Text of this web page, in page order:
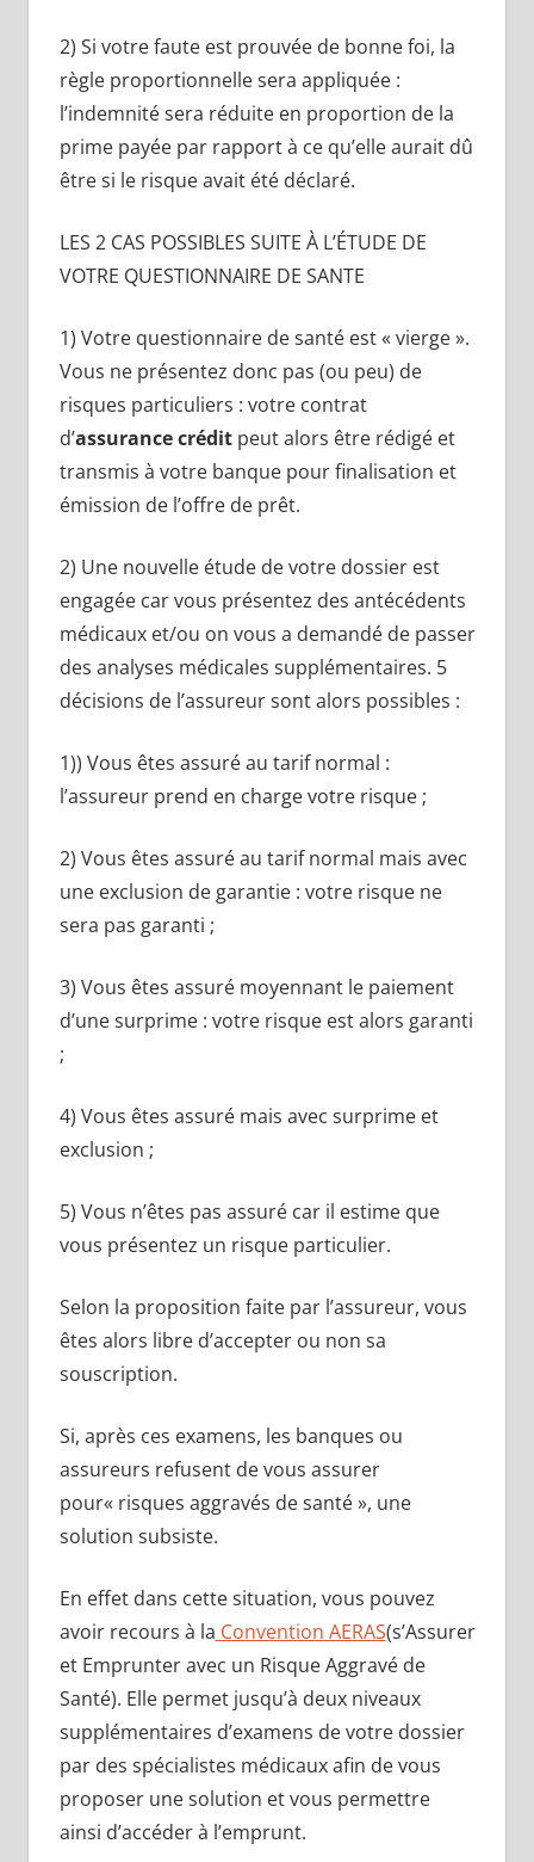
2) Si votre faute est prouvée de bonne foi, la
règle proportionnelle sera appliquée :
l’indemnité sera réduite en proportion de la
prime payée par rapport à ce qu’elle aurait dû
être si le risque avait été déclaré.
LES 2 CAS POSSIBLES SUITE À L’ÉTUDE DE
VOTRE QUESTIONNAIRE DE SANTE
1) Votre questionnaire de santé est « vierge ».
Vous ne présentez donc pas (ou peu) de
risques particuliers : votre contrat
d’assurance créditpeut alors être rédigé et
transmis à votre banque pour finalisation et
émission de l’offre de prêt.
2) Une nouvelle étude de votre dossier est
engagée car vous présentez des antécédents
médicaux et/ou on vous a demandé de passer
des analyses médicales supplémentaires. 5
décisions de l’assureur sont alors possibles :
1)) Vous êtes assuré au tarif normal :
l’assureur prend en charge votre risque ;
2) Vous êtes assuré au tarif normal mais avec
une exclusion de garantie : votre risque ne
sera pas garanti ;
3) Vous êtes assuré moyennant le paiement
d’une surprime : votre risque est alors garanti
;
4) Vous êtes assuré mais avec surprime et
exclusion ;
5) Vous n’êtes pas assuré car il estime que
vous présentez un risque particulier.
Selon la proposition faite par l’assureur, vous
êtes alors libre d’accepter ou non sa
souscription.
Si, après ces examens, les banques ou
assureurs refusent de vous assurer
pour« risques aggravés de santé », une
solution subsiste.
En effet dans cette situation, vous pouvez
avoir recours à la Convention AERAS(s’Assurer
et Emprunter avec un Risque Aggravé de
Santé). Elle permet jusqu’à deux niveaux
supplémentaires d’examens de votre dossier
par des spécialistes médicaux afin de vous
proposer une solution et vous permettre
ainsi d’accéder à l’emprunt.